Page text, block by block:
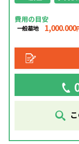
費用の目安
一般墓地 1,000.000